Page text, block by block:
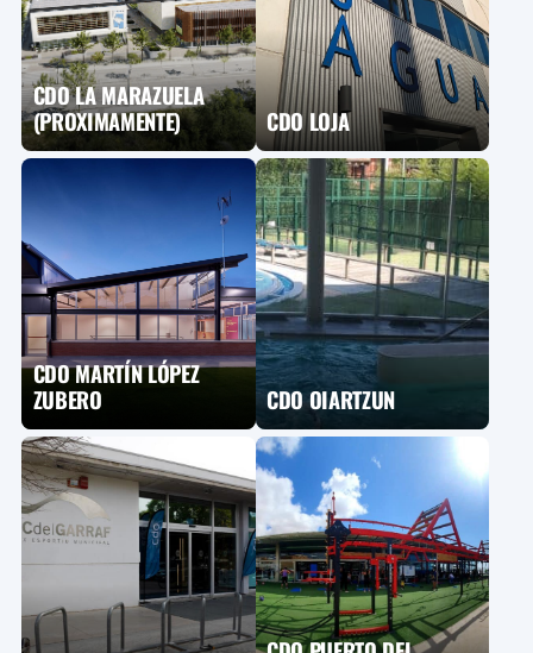
CDO LA MARAZUELA
(PROXIMAMENTE)
CDO LOJA
CDO MARTÍN LÓPEZ
ZUBERO
CDO OIARTZUN